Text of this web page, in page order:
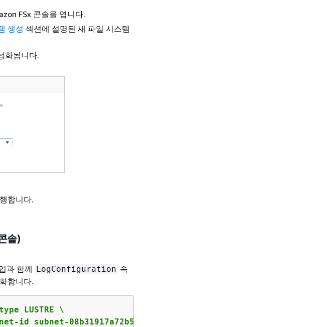
FSx 콘솔을 엽니다.
생성 섹션에 설명된 새 파일 시스템
화됩니다.
합니다.
솔)
과 함께 LogConfiguration 속
합니다.
LUSTRE \
id subnet-08b31917a72b548a9  \